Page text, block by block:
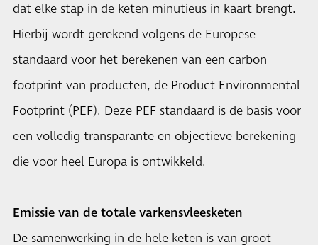
dat elke stap in de keten minutieus in kaart brengt.
Hierbij wordt gerekend volgens de Europese
standaard voor het berekenen van een carbon
footprint van producten, de Product Environmental
Footprint (PEF). Deze PEF standaard is de basis voor
een volledig transparante en objectieve berekening
die voor heel Europa is ontwikkeld.
Emissie van de totale varkensvleesketen
De samenwerking in de hele keten is van groot